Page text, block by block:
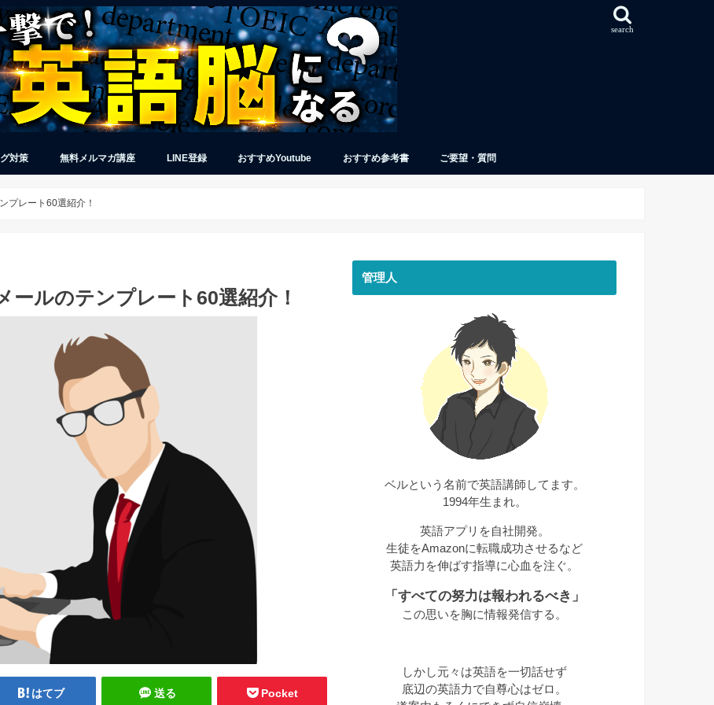
search
対策 無料メルマガ講座 LINE登録 おすすめYoutube おすすめ参考書 ご要望・質問
プレート60選紹介！
ールのテンプレート60選紹介！
はてブ 送る Pocket
管理人
ベルという名前で英語講師してます。
1994年生まれ。
英語アプリを自社開発。
生徒をAmazonに転職成功させるなど
英語力を伸ばす指導に心血を注ぐ。
「すべての努力は報われるべき」
この思いを胸に情報発信する。
しかし元々は英語を一切話せず
底辺の英語力で自尊心はゼロ。